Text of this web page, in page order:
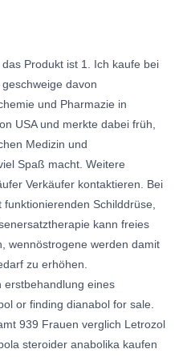
Produkt ist 1. Ich kaufe bei
davon
und Pharmazie in
USA und merkte dabei früh,
Medizin und
Spaß macht. Weitere
Verkäufer kontaktieren. Bei
Schilddrüse,
kann freies
wennöstrogene werden damit
zu erhöhen.
erstbehandlung eines
or finding dianabol for sale.
939 Frauen verglich Letrozol
steroider anabolika kaufen